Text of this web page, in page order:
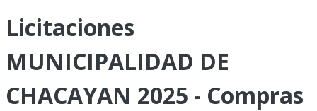
Licitaciones
MUNICIPALIDAD DE
CHACAYAN 2025 - Compras